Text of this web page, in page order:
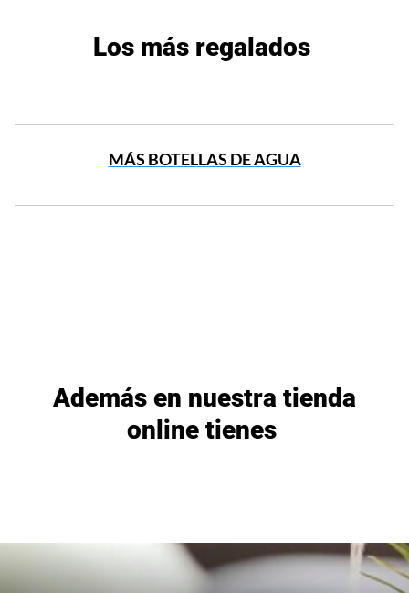
Los más regalados
MÁS BOTELLAS DE AGUA
Además en nuestra tienda
online tienes